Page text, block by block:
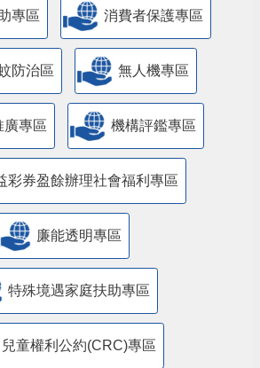
專區 消費者保護專區
防治區 無人機專區
廣專區 機構評鑑專區
彩券盈餘辦理社會福利專區
廉能透明專區
特殊境遇家庭扶助專區
兒童權利公約(CRC)專區